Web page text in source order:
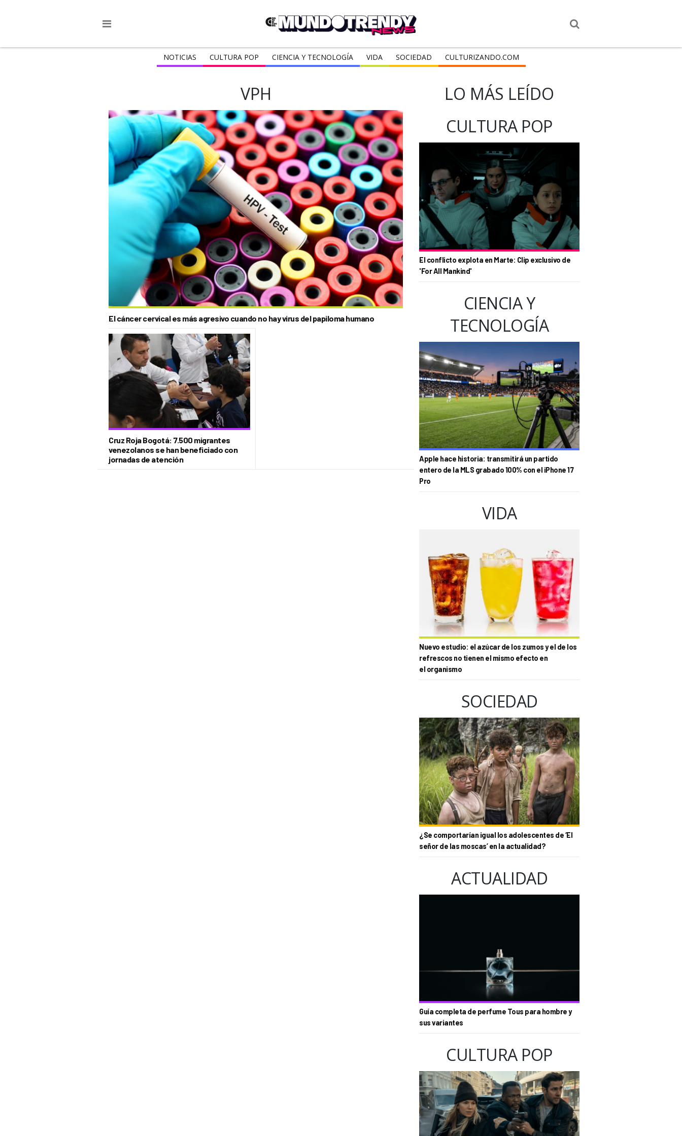
NOTICIAS CULTURA POP CIENCIA Y TECNOLOGÍA VIDA SOCIEDAD CULTURIZANDO.COM
VPH
El cáncer cervical es más agresivo cuando no hay virus del papiloma humano
Cruz Roja Bogotá: 7.500 migrantes
venezolanos se han beneficiado con
jornadas de atención
LO MÁS LEÍDO
CULTURA POP
El conflicto explota en Marte: Clip exclusivo de
'For All Mankind'
CIENCIA Y
TECNOLOGÍA
Apple hace historia: transmitirá un partido
entero de la MLS grabado 100% con el iPhone 17
Pro
VIDA
Nuevo estudio: el azúcar de los zumos y el de los
refrescos no tienen el mismo efecto en
el organismo
SOCIEDAD
¿Se comportarían igual los adolescentes de ‘El
señor de las moscas’ en la actualidad?
ACTUALIDAD
Guía completa de perfume Tous para hombre y
sus variantes
CULTURA POP